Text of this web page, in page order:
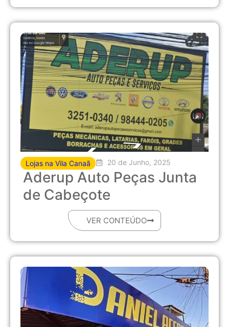
Lojas na Vila Canaã 20 de Junho, 2025
Aderup Auto Peças Junta
de Cabeçote
VER CONTEÚDO